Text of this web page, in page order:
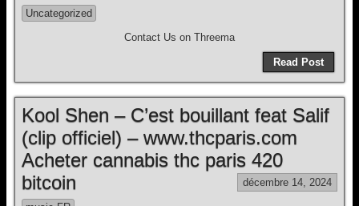
Uncategorized
Contact Us on Threema
Read Post
Kool Shen – C’est bouillant feat Salif
(clip officiel) – www.thcparis.com
Acheter cannabis thc paris 420
bitcoin
décembre 14, 2024